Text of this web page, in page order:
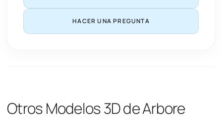
HACER UNA PREGUNTA
Otros Modelos 3D de Arbore